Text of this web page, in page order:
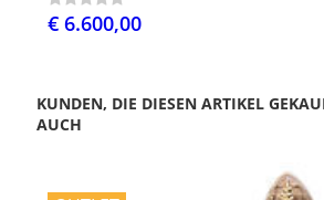
€ 6.600,00
KUNDEN, DIE DIESEN ARTIKEL
AUCH